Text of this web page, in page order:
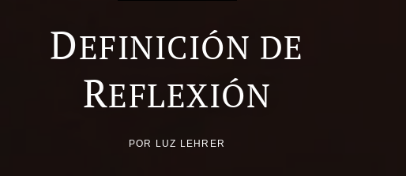
DEFINICIÓN DE
REFLEXIÓN
POR LUZ LEHRER